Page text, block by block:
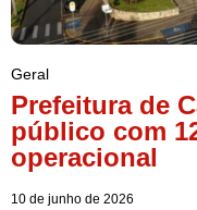
Geral
Prefeitura de
público com
operacional
10 de junho de 2026